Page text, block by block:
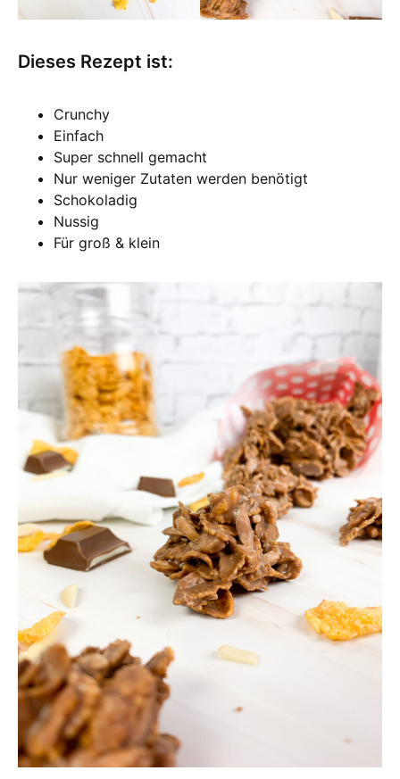
Dieses Rezept ist:
Crunchy
Einfach
Super schnell gemacht
Nur weniger Zutaten werden benötigt
Schokoladig
Nussig
Für groß & klein